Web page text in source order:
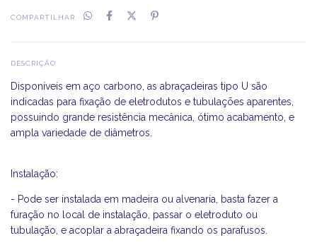
COMPARTILHAR
DESCRIÇÃO
Disponíveis em aço carbono, as abraçadeiras tipo U são
indicadas para fixação de eletrodutos e tubulações aparentes,
possuindo grande resistência mecânica, ótimo acabamento, e
ampla variedade de diâmetros.
Instalação:
- Pode ser instalada em madeira ou alvenaria, basta fazer a
furação no local de instalação, passar o eletroduto ou
tubulação, e acoplar a abraçadeira fixando os parafusos.